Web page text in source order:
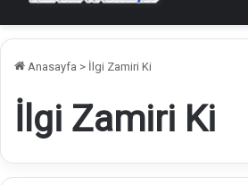
Anasayfa > İlgi Zamiri Ki
İlgi Zamiri Ki